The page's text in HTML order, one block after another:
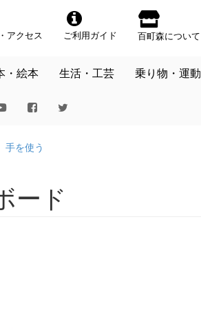
アクセス ご利用ガイド 百町森について
・絵本 生活・工芸 乗り物・運動
手を使う
ード